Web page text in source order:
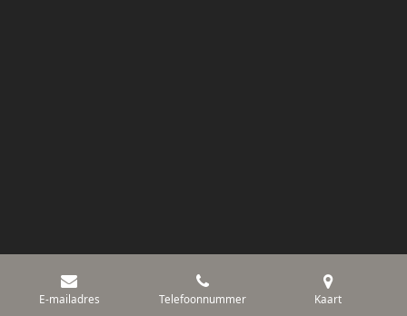
E-mailadres Telefoonnummer Kaart